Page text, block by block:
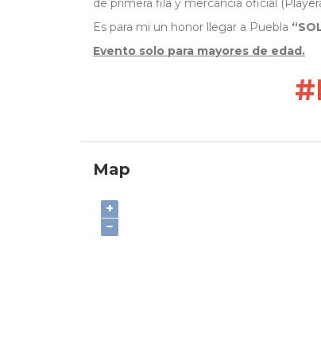
de primera fila y mercancía oficial
Es para mi un honor llegar a Puebla
Evento solo para mayores de edad.
Map
+
−